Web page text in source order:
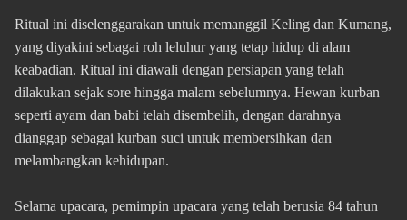
Ritual ini diselenggarakan untuk memanggil Keling dan Kumang,
yang diyakini sebagai roh leluhur yang tetap hidup di alam
keabadian. Ritual ini diawali dengan persiapan yang telah
dilakukan sejak sore hingga malam sebelumnya. Hewan kurban
seperti ayam dan babi telah disembelih, dengan darahnya
dianggap sebagai kurban suci untuk membersihkan dan
melambangkan kehidupan.
Selama upacara, pemimpin upacara yang telah berusia 84 tahun